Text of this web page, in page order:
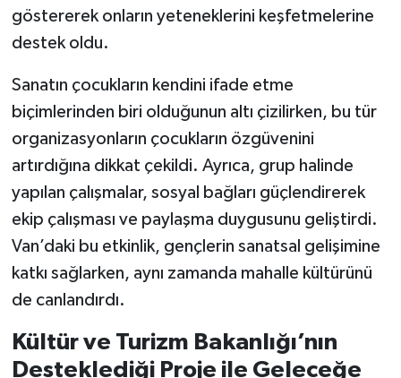
göstererek onların yeteneklerini keşfetmelerine
destek oldu.
Sanatın çocukların kendini ifade etme
biçimlerinden biri olduğunun altı çizilirken, bu tür
organizasyonların çocukların özgüvenini
artırdığına dikkat çekildi. Ayrıca, grup halinde
yapılan çalışmalar, sosyal bağları güçlendirerek
ekip çalışması ve paylaşma duygusunu geliştirdi.
Van’daki bu etkinlik, gençlerin sanatsal gelişimine
katkı sağlarken, aynı zamanda mahalle kültürünü
de canlandırdı.
Kültür ve Turizm Bakanlığı’nın
Desteklediği Proje ile Geleceğe